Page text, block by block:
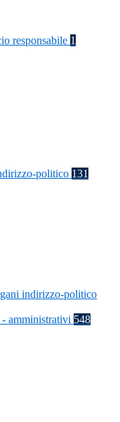
responsabile 1
politico 131
indirizzo-politico
amministrativi 548